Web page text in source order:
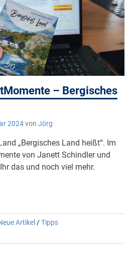
– Bergisches
2024von Jörg
„Bergisches Land heißt“. Im
von Janett Schindler und
das und noch viel mehr.
Artikel /Tipps